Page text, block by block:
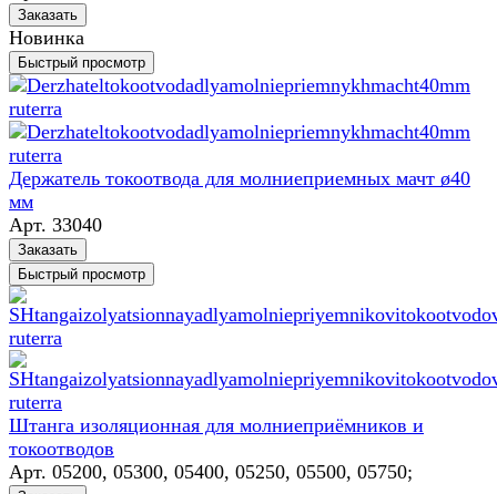
Заказать
Новинка
Быстрый просмотр
Держатель токоотвода для молниеприемных мачт ø40
мм
Арт. 33040
Заказать
Быстрый просмотр
Штанга изоляционная для молниеприёмников и
токоотводов
Арт. 05200, 05300, 05400, 05250, 05500, 05750;